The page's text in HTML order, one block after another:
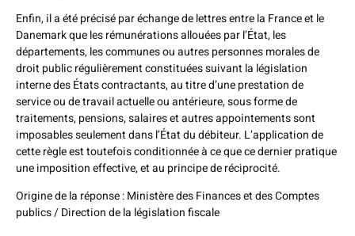
Enfin, il a été précisé par échange de lettres entre la France et le
Danemark que les rémunérations allouées par l’État, les
départements, les communes ou autres personnes morales de
droit public régulièrement constituées suivant la législation
interne des États contractants, au titre d’une prestation de
service ou de travail actuelle ou antérieure, sous forme de
traitements, pensions, salaires et autres appointements sont
imposables seulement dans l’État du débiteur. L’application de
cette règle est toutefois conditionnée à ce que ce dernier pratique
une imposition effective, et au principe de réciprocité.
Origine de la réponse : Ministère des Finances et des Comptes
publics / Direction de la législation fiscale